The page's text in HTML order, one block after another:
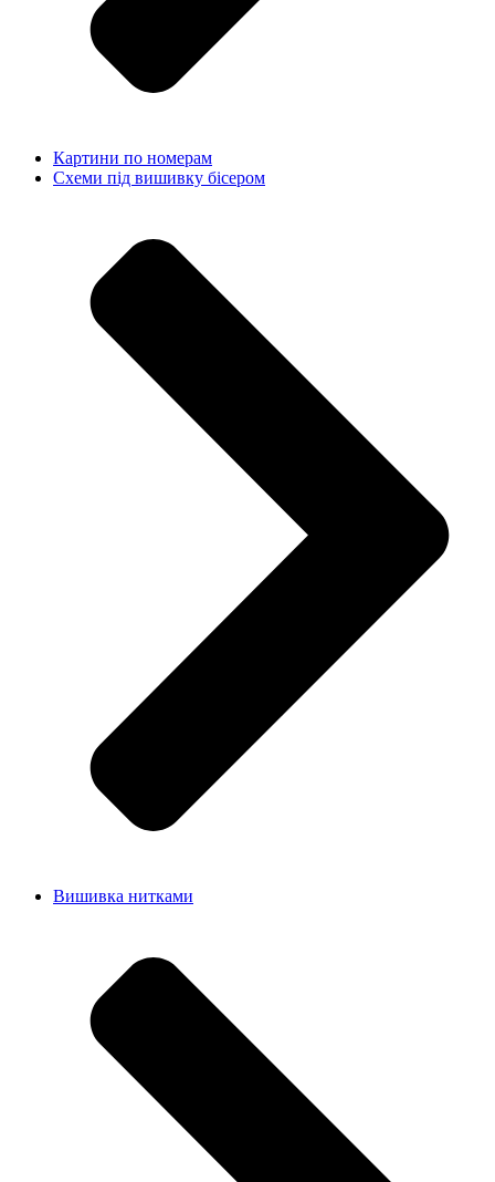
Картини по номерам
Схеми під вишивку бісером
Вишивка нитками